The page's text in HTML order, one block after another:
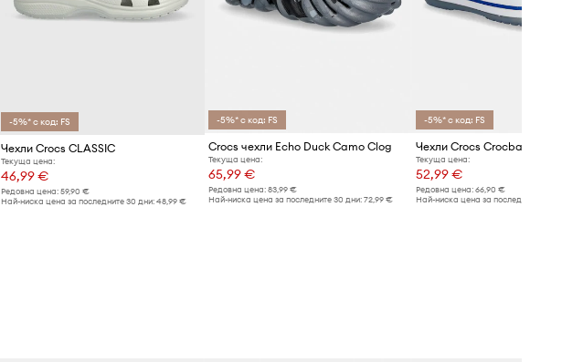
-5%* с код: FS
Чехли Crocs CLASSIC
Текуща цена:
46,99 €
Редовна цена: 59,90 €
Най-ниска цена за последните 30 дни: 48,99 €
-5%* с код: FS
Crocs чехли Echo Duck Camo Clog
Текуща цена:
65,99 €
Редовна цена:83,99 €
Най-ниска цена за последните 30 дни:72,99 €
-5%* с код: FS
Чехли Crocs Crocband
Текуща цена:
52,99 €
Редовна цена: 66,90 €
Най-ниска цена за последните 30